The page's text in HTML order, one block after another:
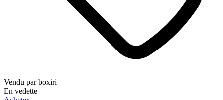
Vendu parboxiri
En vedette